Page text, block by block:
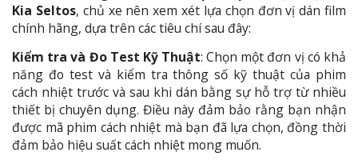
Kia Seltos, chủ xe nên xem xét lựa chọn đơn vị dán film
chính hãng, dựa trên các tiêu chí sau đây:
Kiểm tra và Đo Test Kỹ Thuật: Chọn một đơn vị có khả
năng đo test và kiểm tra thông số kỹ thuật của phim
cách nhiệt trước và sau khi dán bằng sự hỗ trợ từ nhiều
thiết bị chuyên dụng. Điều này đảm bảo rằng bạn nhận
được mã phim cách nhiệt mà bạn đã lựa chọn, đồng thời
đảm bảo hiệu suất cách nhiệt mong muốn.